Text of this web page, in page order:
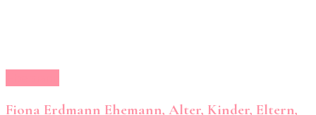
Fiona Erdmann Ehemann, Alter, Kinder, Eltern,